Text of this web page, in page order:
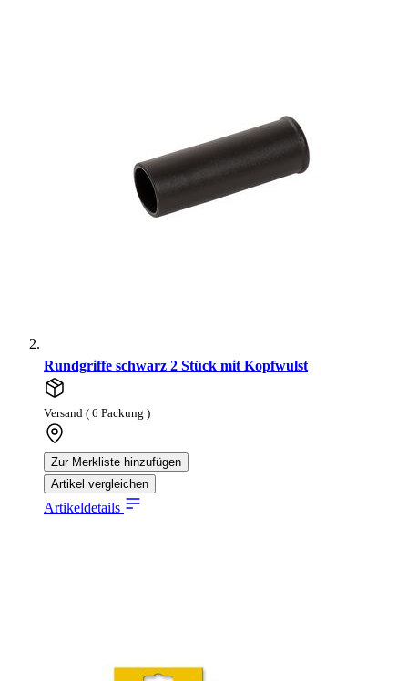
Rundgriffe schwarz 2 Stück mit Kopfwulst
Versand ( 6 Packung )
Zur Merkliste hinzufügen
Artikel vergleichen
Artikeldetails